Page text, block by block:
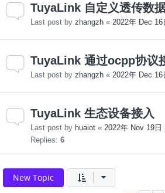
TuyaLink 自定义透传数
Last post by zhangzh « 2022年 Dec 16
TuyaLink 通过ocpp协议
Last post by zhangzh « 2022年 Dec 16
TuyaLink 生态设备接入
Last post by huaiot « 2022年 Nov 19日
Replies: 6
New Topic